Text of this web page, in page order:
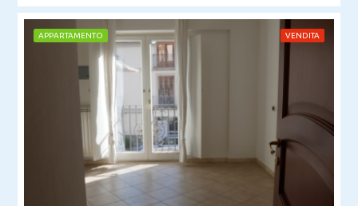
APPARTAMENTO VENDITA